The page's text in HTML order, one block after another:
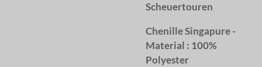
Scheuertouren
Chenille Singapure -
Material : 100%
Polyester